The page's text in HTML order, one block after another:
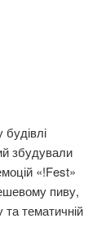
збудували
«!Fest»
пиву,
тематичній